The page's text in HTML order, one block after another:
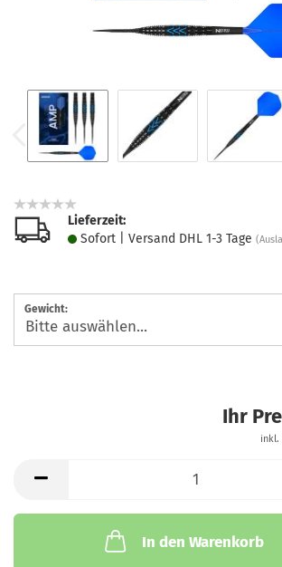
Lieferzeit:
Sofort | Versand DHL 1-3 Tage
Gewicht:
Ihr
inkl.
In den Warenkorb